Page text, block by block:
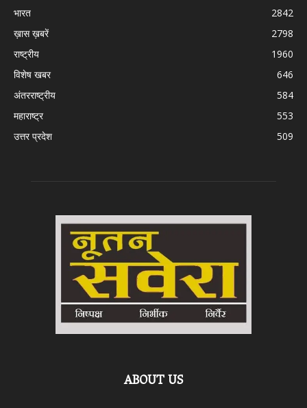
भारत
2842
ख़ास ख़बरें
2798
राष्ट्रीय
1960
विशेष खबर
646
अंतरराष्ट्रीय
584
महाराष्ट्र
553
उत्तर प्रदेश
509
ABOUT US